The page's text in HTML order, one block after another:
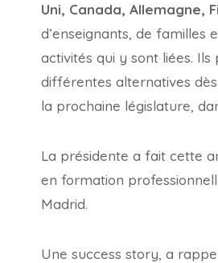
Uni, Canada, Allemagne,
d’enseignants, de familles
activités qui y sont liées.
différentes alternatives
la prochaine législature,
La présidente a fait cette
en formation
Madrid.
Une success story, a